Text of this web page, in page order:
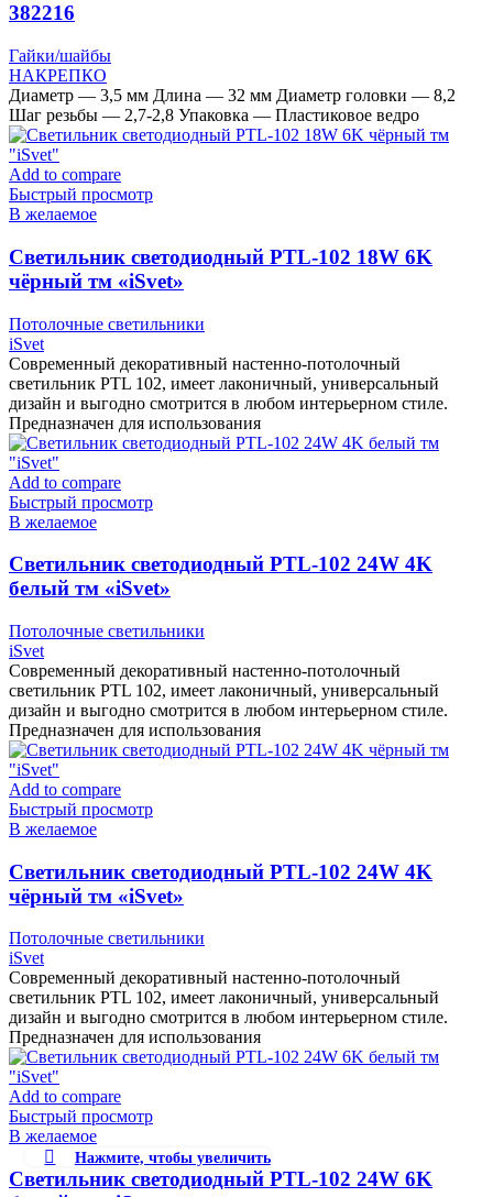
Нажмите, чтобы увеличить
382216
Гайки/шайбы
НАКРЕПКО
Диаметр — 3,5 мм Длина — 32 мм Диаметр головки — 8,2
Шаг резьбы — 2,7-2,8 Упаковка — Пластиковое ведро
Add to compare
Быстрый просмотр
В желаемое
Cветильник светодиодный PTL-102 18W 6K
чёрный тм «iSvet»
Потолочные светильники
iSvet
Современный декоративный настенно-потолочный
светильник PTL 102, имеет лаконичный, универсальный
дизайн и выгодно смотрится в любом интерьерном стиле.
Предназначен для использования
Add to compare
Быстрый просмотр
В желаемое
Cветильник светодиодный PTL-102 24W 4K
белый тм «iSvet»
Потолочные светильники
iSvet
Современный декоративный настенно-потолочный
светильник PTL 102, имеет лаконичный, универсальный
дизайн и выгодно смотрится в любом интерьерном стиле.
Предназначен для использования
Add to compare
Быстрый просмотр
В желаемое
Cветильник светодиодный PTL-102 24W 4K
чёрный тм «iSvet»
Потолочные светильники
iSvet
Современный декоративный настенно-потолочный
светильник PTL 102, имеет лаконичный, универсальный
дизайн и выгодно смотрится в любом интерьерном стиле.
Предназначен для использования
Add to compare
Быстрый просмотр
В желаемое
Cветильник светодиодный PTL-102 24W 6K